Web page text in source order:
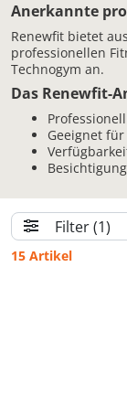
Anerkannte
Renewfit bietet
professionellen
Technogym an.
Das Renewfit-
Geeignet
Filter(1)
15 Artikel